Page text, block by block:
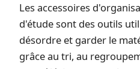
Les accessoires
d'étude sont des outils
désordre et garder le
grâce au tri, au